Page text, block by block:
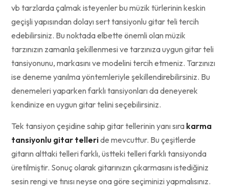
vb tarzlarda çalmak isteyenler bu müzik türlerinin keskin
geçişli yapısından dolayı sert tansiyonlu gitar teli tercih
edebilirsiniz. Bu noktada elbette önemli olan müzik
tarzınızın zamanla şekillenmesi ve tarzınıza uygun gitar teli
tansiyonunu, markasını ve modelini tercih etmeniz. Tarzınızı
ise deneme yanılma yöntemleriyle şekillendirebilirsiniz. Bu
denemeleri yaparken farklı tansiyonları da deneyerek
kendinize en uygun gitar telini seçebilirsiniz.
Tek tansiyon çeşidine sahip gitar tellerinin yanı sıra karma
tansiyonlu gitar telleride mevcuttur. Bu çeşitlerde
gitarın alttaki telleri farklı, üstteki telleri farklı tansiyonda
üretilmiştir. Sonuç olarak gitarınızın çıkarmasını istediğiniz
sesin rengi ve tınısı neyse ona göre seçiminizi yapmalısınız.